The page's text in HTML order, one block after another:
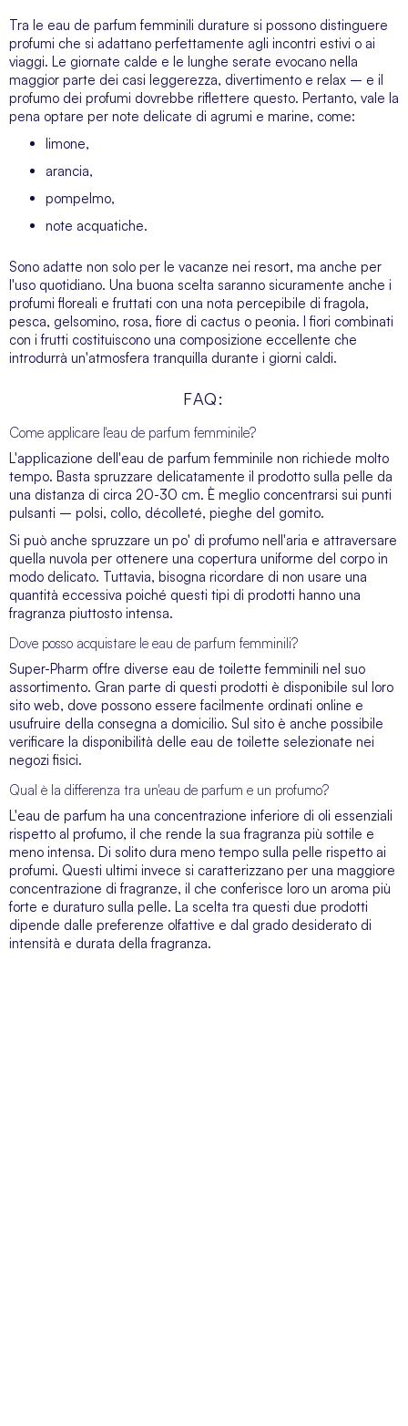
Tra le eau de parfum femminili durature si possono distinguere
profumi che si adattano perfettamente agli incontri estivi o ai
viaggi. Le giornate calde e le lunghe serate evocano nella
maggior parte dei casi leggerezza, divertimento e relax – e il
profumo dei profumi dovrebbe riflettere questo. Pertanto, vale la
pena optare per note delicate di agrumi e marine, come:
limone,
arancia,
pompelmo,
note acquatiche.
Sono adatte non solo per le vacanze nei resort, ma anche per
l'uso quotidiano. Una buona scelta saranno sicuramente anche i
profumi floreali e fruttati con una nota percepibile di fragola,
pesca, gelsomino, rosa, fiore di cactus o peonia. I fiori combinati
con i frutti costituiscono una composizione eccellente che
introdurrà un'atmosfera tranquilla durante i giorni caldi.
FAQ:
Come applicare l'eau de parfum femminile?
L'applicazione dell'eau de parfum femminile non richiede molto
tempo. Basta spruzzare delicatamente il prodotto sulla pelle da
una distanza di circa 20-30 cm. È meglio concentrarsi sui punti
pulsanti – polsi, collo, décolleté, pieghe del gomito.
Si può anche spruzzare un po' di profumo nell'aria e attraversare
quella nuvola per ottenere una copertura uniforme del corpo in
modo delicato. Tuttavia, bisogna ricordare di non usare una
quantità eccessiva poiché questi tipi di prodotti hanno una
fragranza piuttosto intensa.
Dove posso acquistare le eau de parfum femminili?
Super-Pharm offre diverse eau de toilette femminili nel suo
assortimento. Gran parte di questi prodotti è disponibile sul loro
sito web, dove possono essere facilmente ordinati online e
usufruire della consegna a domicilio. Sul sito è anche possibile
verificare la disponibilità delle eau de toilette selezionate nei
negozi fisici.
Qual è la differenza tra un'eau de parfum e un profumo?
L'eau de parfum ha una concentrazione inferiore di oli essenziali
rispetto al profumo, il che rende la sua fragranza più sottile e
meno intensa. Di solito dura meno tempo sulla pelle rispetto ai
profumi. Questi ultimi invece si caratterizzano per una maggiore
concentrazione di fragranze, il che conferisce loro un aroma più
forte e duraturo sulla pelle. La scelta tra questi due prodotti
dipende dalle preferenze olfattive e dal grado desiderato di
intensità e durata della fragranza.